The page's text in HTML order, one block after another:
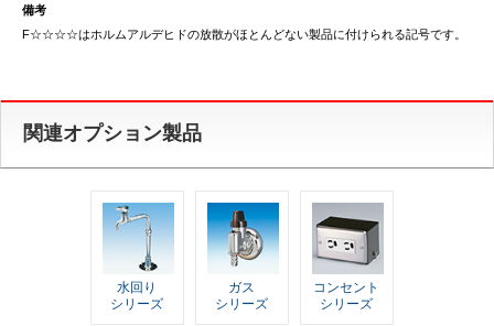
備考
F☆☆☆☆はホルムアルデヒドの放散がほとんどない製品に付けられる記号です。
関連オプション製品
水回り
シリーズ
ガス
シリーズ
コンセント
シリーズ